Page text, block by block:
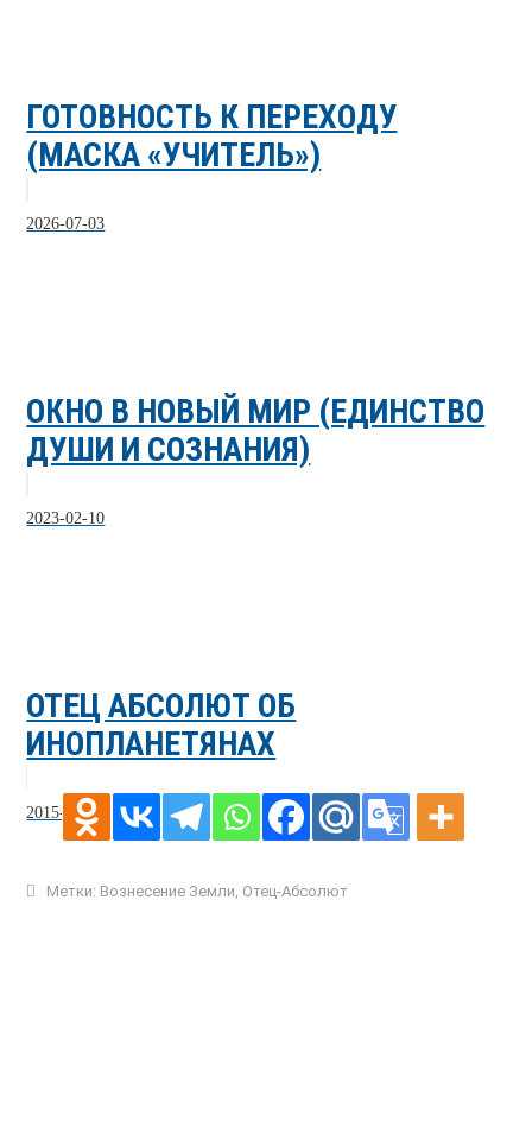
ГОТОВНОСТЬ К ПЕРЕХОДУ
(МАСКА «УЧИТЕЛЬ»)
2026-07-03
ОКНО В НОВЫЙ МИР (ЕДИНСТВО
ДУШИ И СОЗНАНИЯ)
2023-02-10
ОТЕЦ АБСОЛЮТ ОБ
ИНОПЛАНЕТЯНАХ
2015-12-09
Метки: Вознесение Земли Отец-Абсолют